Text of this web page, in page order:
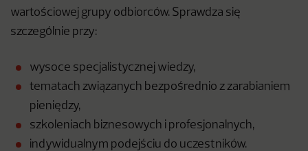
wartościowej grupy odbiorców. Sprawdza się
szczególnie przy:
wysoce specjalistycznej wiedzy,
tematach związanych bezpośrednio z zarabianiem
pieniędzy,
szkoleniach biznesowych i profesjonalnych,
indywidualnym podejściu do uczestników.